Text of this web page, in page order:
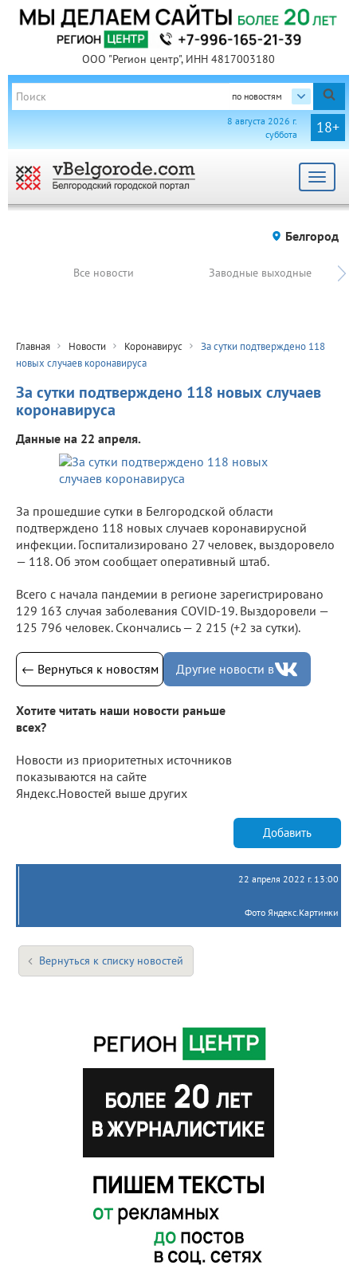
ООО "Регион центр", ИНН 4817003180
по новостям
18+
8 августа 2026 г.
суббота
Toggle
Белгород
Все новости Заводные выходные
Главная Новости Коронавирус
За сутки подтверждено 118
новых случаев коронавируса
За сутки подтверждено 118 новых случаев
коронавируса
Данные на 22 апреля.
За прошедшие сутки в Белгородской области
подтверждено 118 новых случаев коронавирусной
инфекции. Госпитализировано 27 человек, выздоровело
— 118. Об этом сообщает оперативный штаб.
Всего с начала пандемии в регионе зарегистрировано
129 163 случая заболевания COVID-19. Выздоровели —
125 796 человек. Скончались — 2 215 (+2 за сутки).
← Вернуться к новостям Другие новости в
Хотите читать наши новости раньше
всех?
Новости из приоритетных источников
показываются на сайте
Яндекс.Новостей выше других
Добавить
22 апреля 2022 г. 13:00
Фото Яндекс.Картинки
Вернуться к списку новостей